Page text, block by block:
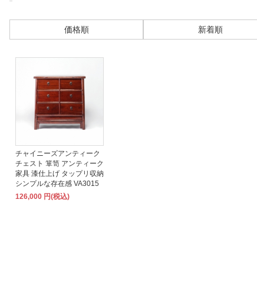
価格順 新着順
チャイニーズアンティーク
チェスト 箪笥 アンティーク
家具 漆仕上げ タップリ収納
シンプルな存在感 VA3015
126,000 円(税込)